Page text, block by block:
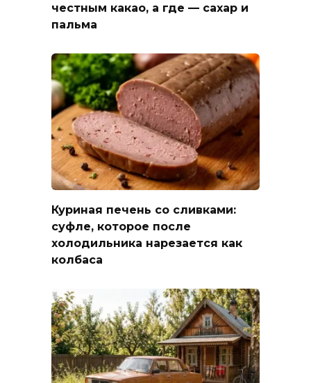
честным какао, а где — сахар и
пальма
Куриная печень со сливками:
суфле, которое после
холодильника нарезается как
колбаса